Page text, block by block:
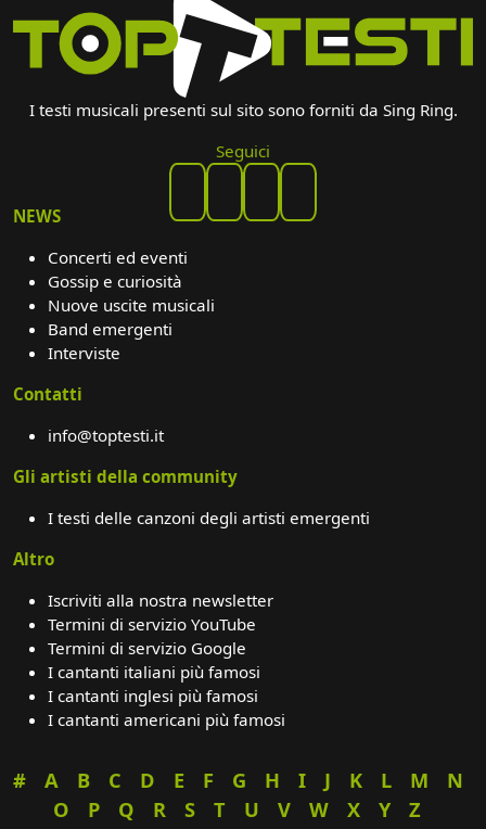
I testi musicali presenti sul sito sono forniti da Sing Ring.
Seguici
NEWS
Concerti ed eventi
Gossip e curiosità
Nuove uscite musicali
Band emergenti
Interviste
Contatti
info@toptesti.it
Gli artisti della community
I testi delle canzoni degli artisti emergenti
Altro
Iscriviti alla nostra newsletter
Termini di servizio YouTube
Termini di servizio Google
I cantanti italiani più famosi
I cantanti inglesi più famosi
I cantanti americani più famosi
# A B C D E F G H I J K L M
N
O
P Q R S T U V W X Y Z